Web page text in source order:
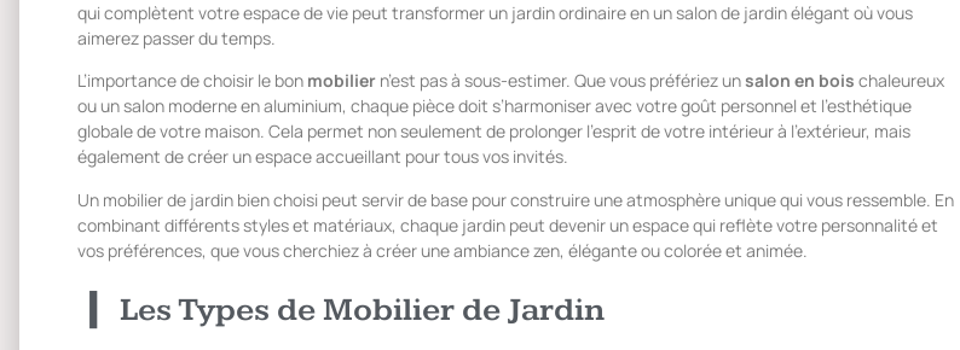
qui complètent votre espace de vie peut transformer un jardin ordinaire en un salon de jardin élégant où vous
aimerez passer du temps.
L’importance de choisir le bon mobilier n’est pas à sous-estimer. Que vous préfériez unsalon en bois chaleureux
ou un salon moderne en aluminium, chaque pièce doit s’harmoniser avec votre goût personnel et l’esthétique
globale de votre maison. Cela permet non seulement de prolonger l’esprit de votre intérieur à l’extérieur, mais
également de créer un espace accueillant pour tous vos invités.
Un mobilier de jardin bien choisi peut servir de base pour construire une atmosphère unique qui vous ressemble. En
combinant différents styles et matériaux, chaque jardin peut devenir un espace qui reflète votre personnalité et
vos préférences, que vous cherchiez à créer une ambiance zen, élégante ou colorée et animée.
Les Types de Mobilier de Jardin